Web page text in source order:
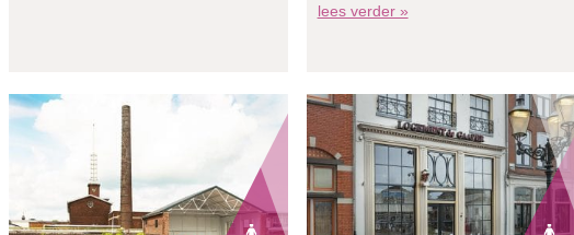
lees verder »